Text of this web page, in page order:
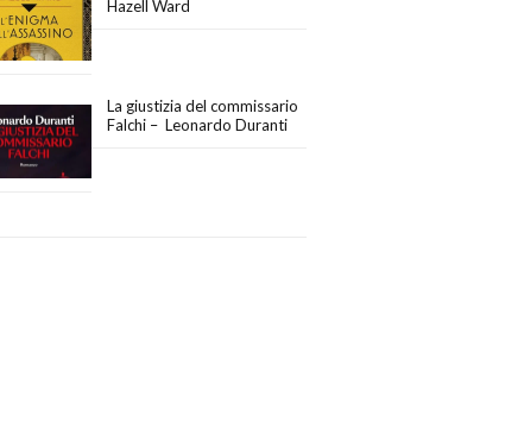
Hazell Ward
La giustizia del commissario
Falchi – Leonardo Duranti